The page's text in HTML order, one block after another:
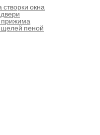
окна
прижима
пеной